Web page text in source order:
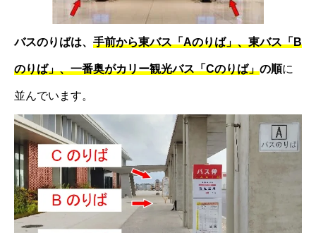
バスのりばは、 手前から東バス「Aのりば」、東バス「B
のりば」、一番奥がカリー観光バス「Cのりば」の順に
並んでいます。